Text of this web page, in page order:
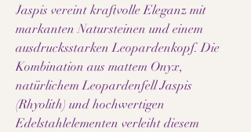
Jaspis vereint kraftvolle Eleganz mit
markanten Natursteinen und einem
ausdrucksstarken Leopardenkopf. Die
Kombination aus mattem Onyx,
natürlichem Leopardenfell Jaspis
(Rhyolith) und hochwertigen
Edelstahlelementen verleiht diesem